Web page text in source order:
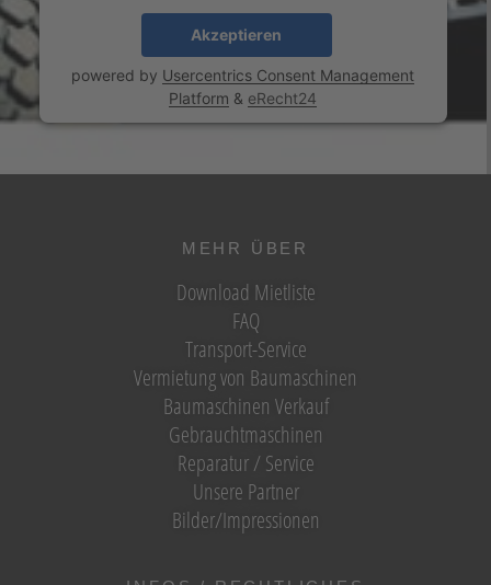
Akzeptieren
powered by Usercentrics Consent Management
Platform & eRecht24
MEHR ÜBER
Download Mietliste
FAQ
Transport-Service
Vermietung von Baumaschinen
Baumaschinen Verkauf
Gebrauchtmaschinen
Reparatur / Service
Unsere Partner
Bilder/Impressionen